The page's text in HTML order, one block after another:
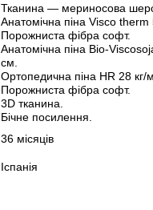
Тканина — мериносова
Анатомічна піна Visco therm
Порожниста фібра софт.
Анатомічна піна Bio-
см.
Ортопедична піна HR 28 кг/
Порожниста фібра софт.
3D тканина.
Бічне посилення.
36 місяців
Іспанія